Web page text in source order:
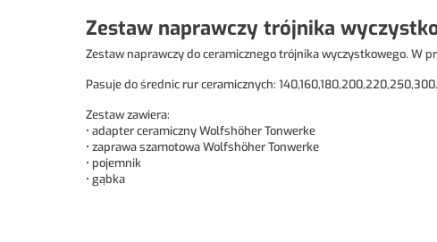
Zestaw naprawczy trójnika
Zestaw naprawczy do ceramicznego trójnika wyczystkowego. W
Pasuje do średnic rur ceramicznych: 140,160,180,200,220,250,300.
Zestaw zawiera:
• adapter ceramiczny Wolfshöher Tonwerke
• zaprawa szamotowa Wolfshöher Tonwerke
• pojemnik
• gąbka